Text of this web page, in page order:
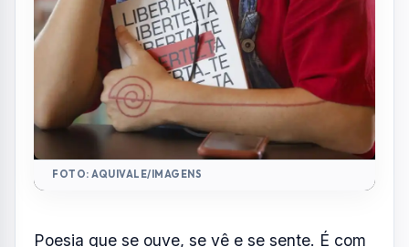
ta, da compositora baiana e multi-
instrumentista Wannie Ramos, radicada em
São Francisco Xavier.O lançamento
acontece às 15h na Sala de Leitura do
Parque Vicentina Aranha, com entrada
gratuita.
manuscritos em estilo diário de bordo e se